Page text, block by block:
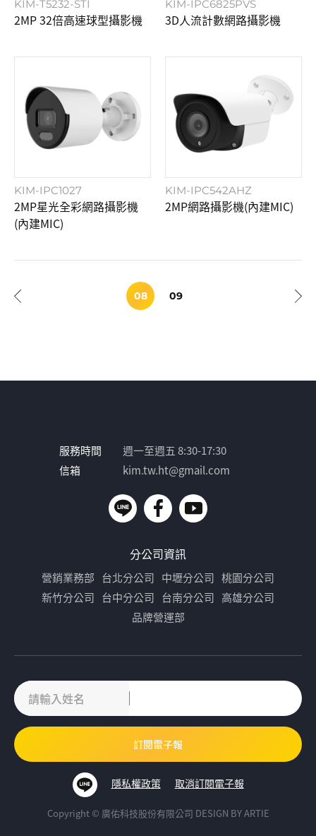
KIM-T5232-STI
2MP 32倍高速球型攝影機
KIM-IPC6825PVS
3D人流計數網路攝影機
KIM-IPC1027
2MP星光全彩網路攝影機
(內建MIC)
KIM-IPC542AHZ
2MP網路攝影機(內建MIC)
08 09
服務時間
週一至週五 8:30-17:30
信箱
kim.tw.ht@gmail.com
分公司資訊
營銷業務部 台北分公司 中壢分公司 桃園分公司
新竹分公司 台中分公司 台南分公司 高雄分公司
品牌營運部
隱私權政策 取消訂閱電子報
Copyright © 廣佑科技股份有限公司 DESIGN BYARTIE